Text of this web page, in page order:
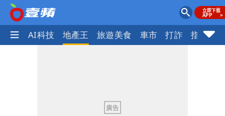
愛美 AI科技 地產王 旅遊美食 車市 打詐 指標企